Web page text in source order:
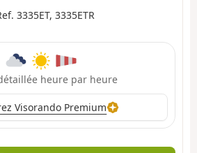
3335ET, 3335ETR
heure par heure
Visorando Premium